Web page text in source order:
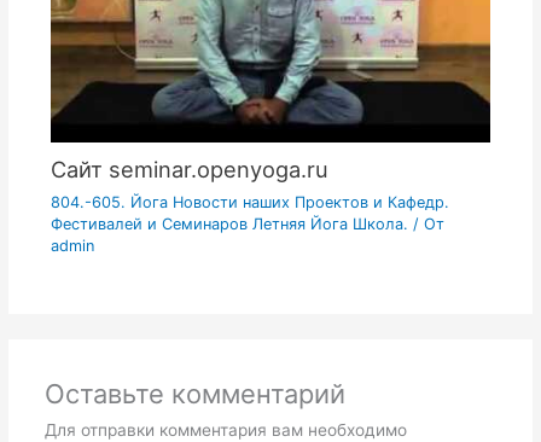
Сайт seminar.openyoga.ru
804.-605. Йога Новости наших Проектов и Кафедр.
Фестивалей и Семинаров Летняя Йога Школа. / От
admin
Оставьте комментарий
Для отправки комментария вам необходимо